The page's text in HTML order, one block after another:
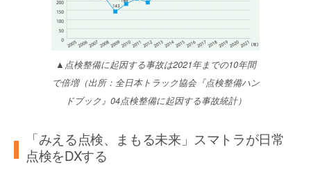
▲点検整備に起因する事故は2021年までの10年間
で倍増（出所：全日本トラック協会『点検整備ハン
ドブック』04点検整備に起因する事故統計）
「みえる点検、まもる未来」スマトラが日常
点検をDXする